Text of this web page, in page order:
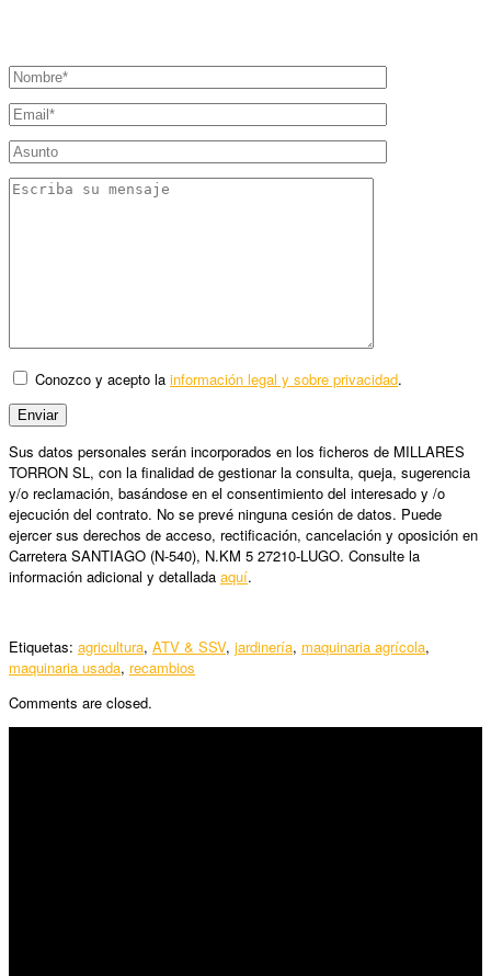
Conozco y acepto la información legal y sobre privacidad.
Sus datos personales serán incorporados en los ficheros de MILLARES
TORRON SL, con la finalidad de gestionar la consulta, queja, sugerencia
y/o reclamación, basándose en el consentimiento del interesado y /o
ejecución del contrato. No se prevé ninguna cesión de datos. Puede
ejercer sus derechos de acceso, rectificación, cancelación y oposición en
Carretera SANTIAGO (N-540), N.KM 5 27210-LUGO. Consulte la
información adicional y detallada aquí.
Etiquetas: agricultura, ATV & SSV, jardinería, maquinaria agrícola,
maquinaria usada, recambios
Comments are closed.